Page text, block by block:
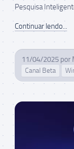
Pesquisa
Continuar lendo...
11/04/2025 por
Canal Beta